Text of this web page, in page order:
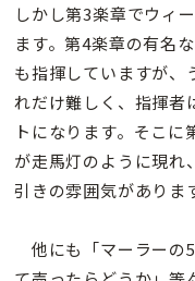
しかし第3楽章でウィ
ます。第4楽章の有名
も指揮していますが、
れだけ難しく、指揮者
トになります。そこ
が走馬灯のように現れ
引きの雰囲気があり
他にも「マーラーの